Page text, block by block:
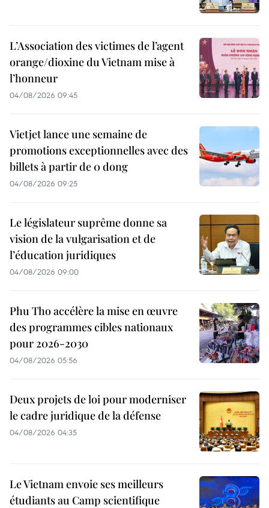
L’Association des victimes de l’agent
orange/dioxine du Vietnam mise à
l’honneur
04/08/2026 09:45
Vietjet lance une semaine de
promotions exceptionnelles avec des
billets à partir de 0 dong
04/08/2026 09:25
Le législateur suprême donne sa
vision de la vulgarisation et de
l’éducation juridiques
04/08/2026 09:00
Phu Tho accélère la mise en œuvre
des programmes cibles nationaux
pour 2026-2030
04/08/2026 05:56
Deux projets de loi pour moderniser
le cadre juridique de la défense
04/08/2026 04:35
Le Vietnam envoie ses meilleurs
étudiants au Camp scientifique